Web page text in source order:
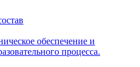
обеспечение и
процесса.